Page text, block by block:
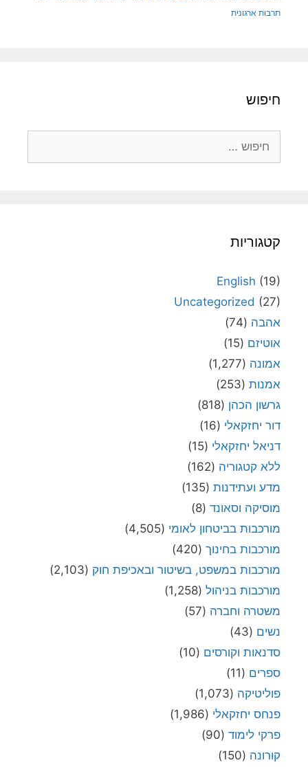
תרבות ארגונית
חיפוש
קטגוריות
English (19)
Uncategorized (27)
אהבה (74)
אוטיזם (15)
אמונה (1,277)
אמנות (253)
גרשון הכהן (818)
דור יחזקאלי (16)
דניאל יחזקאלי (15)
ללא קטגוריה (162)
מדע ועתידנות (135)
מוסיקה וסאונד (8)
מורכבות בביטחון לאומי (4,505)
מורכבות בחינוך (420)
מורכבות במשפט, בשיטור ובאכיפת חוק (2,103)
מורכבות בניהול (1,258)
משטרה וחברה (57)
נשים (43)
סדנאות וקורסים (10)
ספרים (11)
פוליטיקה (1,073)
פנחס יחזקאלי (1,986)
פרקי לימוד (90)
קורונה (150)